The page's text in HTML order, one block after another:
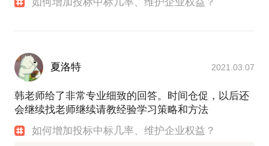
夏洛特 2021.03.07
韩老师给了非常专业细致的回答。时间仓促，以后还
会继续找老师继续请教经验学习策略和方法
如何增加投标中标几率、维护企业权益？